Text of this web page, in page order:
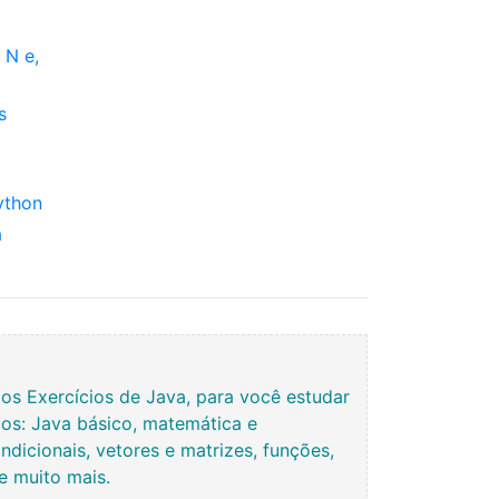
e,
Exercícios de Java, para você estudar
Java básico, matemática e
vetores e matrizes, funções,
muito mais.